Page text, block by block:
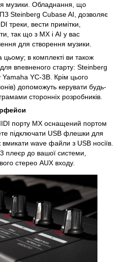
музики. Обладнання, що
ПЗ Steinberg Cubase AI, дозволяє
треки, вести примітки,
так що з MX і AI у вас
для створення музики.
в комплекті ви також
впевненого старту: Steinberg
YC-3B. Крім цього
допоможуть керувати будь-
сторонніх розробників.
порту MX оснащений портом
підключати USB флешки для
wave файли з USB носіїв.
плеєр до вашої системи,
стерео AUX входу.